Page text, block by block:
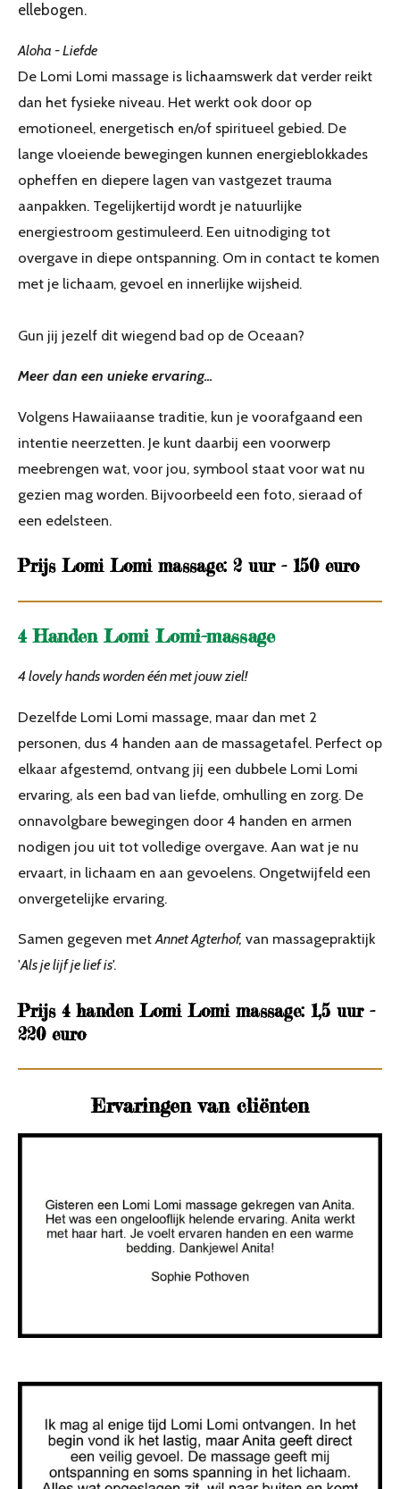
ellebogen.
Aloha - Liefde
De Lomi Lomi massage is lichaamswerk dat verder reikt
dan het fysieke niveau. Het werkt ook door op
emotioneel, energetisch en/of spiritueel gebied. De
lange vloeiende bewegingen kunnen energieblokkades
opheffen en diepere lagen van vastgezet trauma
aanpakken. Tegelijkertijd wordt je natuurlijke
energiestroom gestimuleerd. Een uitnodiging tot
overgave in diepe ontspanning. Om in contact te komen
met je lichaam, gevoel en innerlijke wijsheid.
Gun jij jezelf dit wiegend bad op de Oceaan?
Meer dan een unieke ervaring...
Volgens Hawaiiaanse traditie, kun je voorafgaand een
intentie neerzetten. Je kunt daarbij een voorwerp
meebrengen wat, voor jou, symbool staat voor wat nu
gezien mag worden. Bijvoorbeeld een foto, sieraad of
een edelsteen.
Prijs Lomi Lomi massage: 2 uur - 150 euro
4 Handen Lomi Lomi-massage
4 lovely hands worden één met jouw ziel!
Dezelfde Lomi Lomi massage, maar dan met 2
personen, dus 4 handen aan de massagetafel. Perfect op
elkaar afgestemd, ontvang jij een dubbele Lomi Lomi
ervaring, als een bad van liefde, omhulling en zorg. De
onnavolgbare bewegingen door 4 handen en armen
nodigen jou uit tot volledige overgave. Aan wat je nu
ervaart, in lichaam en aan gevoelens. Ongetwijfeld een
onvergetelijke ervaring.
Samen gegeven metAnnet Agterhof, van massagepraktijk
'Als je lijf je lief is'.
Prijs 4 handen Lomi Lomi massage: 1,5 uur -
220 euro
Ervaringen van cliënten